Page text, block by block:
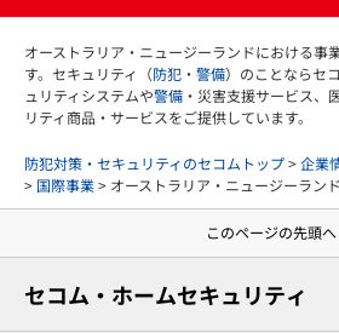
オーストラリア・ニュージーランドにおける事
す。セキュリティ（防犯 ・ 警備）のことならセ
ュリティシステムや警備 ・災害支援サービス、
リティ商品・サービスをご提供しています。
防犯対策・セキュリティのセコムトップ>企業
> 国際事業> オーストラリア・ニュージーランド
このページの先頭へ
セコム・ホームセキュリティ